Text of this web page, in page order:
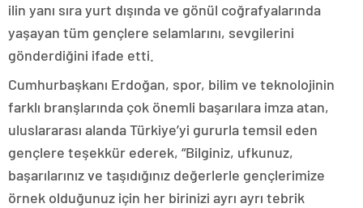
ilin yanı sıra yurt dışında ve gönül coğrafyalarında
yaşayan tüm gençlere selamlarını, sevgilerini
gönderdiğini ifade etti.
Cumhurbaşkanı Erdoğan, spor, bilim ve teknolojinin
farklı branşlarında çok önemli başarılara imza atan,
uluslararası alanda Türkiye’yi gururla temsil eden
gençlere teşekkür ederek, “Bilginiz, ufkunuz,
başarılarınız ve taşıdığınız değerlerle gençlerimize
örnek olduğunuz için her birinizi ayrı ayrı tebrik